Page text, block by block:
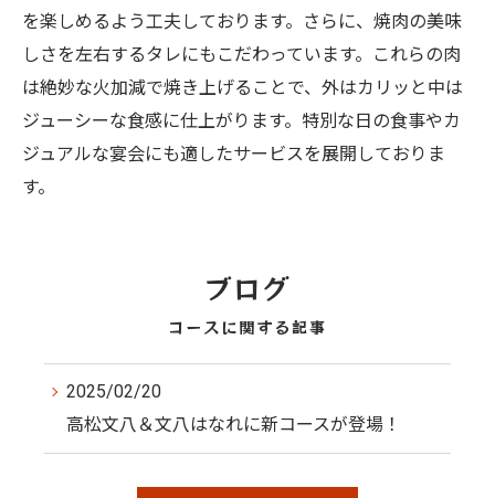
を楽しめるよう工夫しております。さらに、焼肉の美味
しさを左右するタレにもこだわっています。これらの肉
は絶妙な火加減で焼き上げることで、外はカリッと中は
ジューシーな食感に仕上がります。特別な日の食事やカ
ジュアルな宴会にも適したサービスを展開しておりま
す。
ブログ
コースに関する記事
2025/02/20
高松文八＆文八はなれに新コースが登場！